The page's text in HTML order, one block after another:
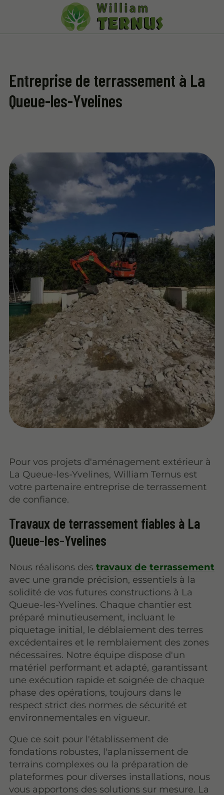
Entreprise de terrassement à La
Queue-les-Yvelines
Pour vos projets d'aménagement extérieur à
La Queue-les-Yvelines, William Ternus est
votre partenaire entreprise de terrassement
de confiance.
Travaux de terrassement fiables à La
Queue-les-Yvelines
Nous réalisons destravaux de terrassement
avec une grande précision, essentiels à la
solidité de vos futures constructions à La
Queue-les-Yvelines. Chaque chantier est
préparé minutieusement, incluant le
piquetage initial, le déblaiement des terres
excédentaires et le remblaiement des zones
nécessaires. Notre équipe dispose d'un
matériel performant et adapté, garantissant
une exécution rapide et soignée de chaque
phase des opérations, toujours dans le
respect strict des normes de sécurité et
environnementales en vigueur.
Que ce soit pour l'établissement de
fondations robustes, l'aplanissement de
terrains complexes ou la préparation de
plateformes pour diverses installations, nous
vous apportons des solutions sur mesure. La